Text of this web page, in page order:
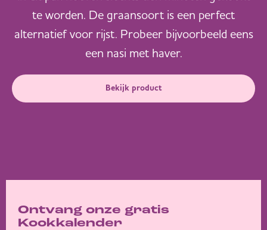
te worden. De graansoort is een perfect
alternatief voor rijst. Probeer bijvoorbeeld eens
een nasi met haver.
Bekijk product
Ontvang onze gratis
Kookkalender